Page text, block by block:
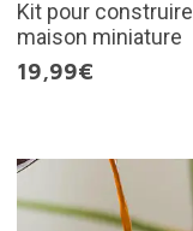
Kit pour
maison miniature
19,99€